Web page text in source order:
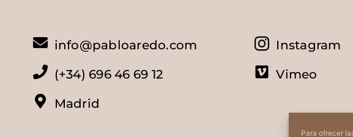
Para ofrecer
info@pabloaredo.com
(+34) 696 46 69 12
Madrid
Instagram
Vimeo